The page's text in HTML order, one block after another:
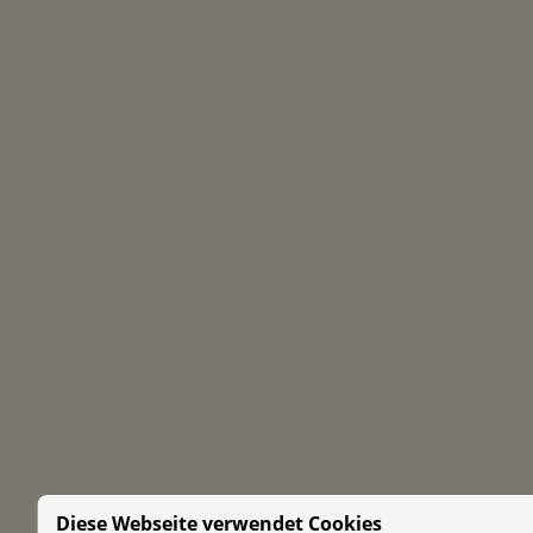
Diese Webseite verwendet Cookies